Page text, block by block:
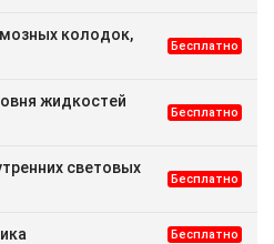
колодок,
Бесплатно
жидкостей
Бесплатно
световых
Бесплатно
Бесплатно